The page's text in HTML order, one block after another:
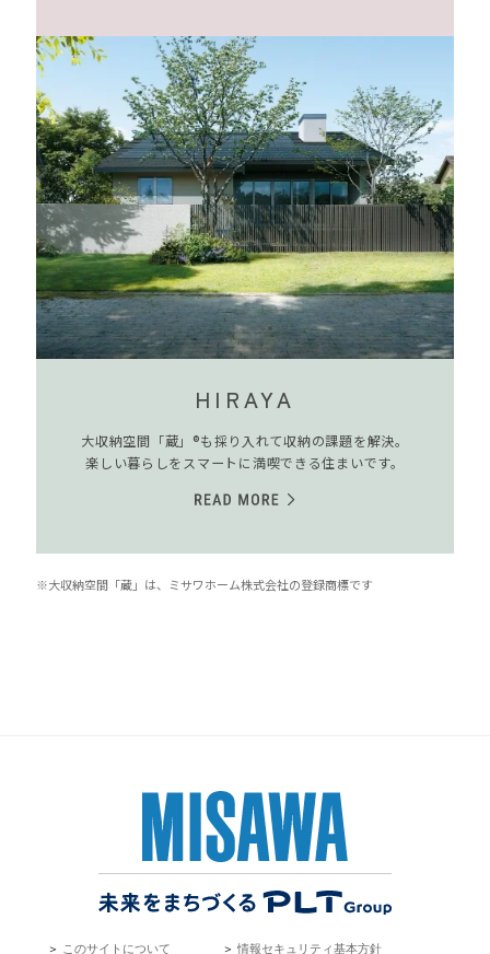
HIRAYA
大収納空間「蔵」®も採り入れて収納の課題を解決。
楽しい暮らしをスマートに満喫できる住まいです。
※大収納空間「蔵」は、ミサワホーム株式会社の登録商標です
＞ このサイトについて ＞情報セキュリティ基本方針